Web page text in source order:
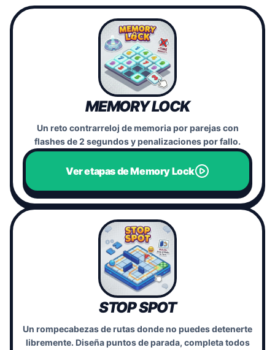
MEMORY LOCK
Un reto contrarreloj de memoria por parejas con
flashes de 2 segundos y penalizaciones por fallo.
Ver etapas de Memory Lock
STOP SPOT
Un rompecabezas de rutas donde no puedes detenerte
libremente. Diseña puntos de parada, completa todos